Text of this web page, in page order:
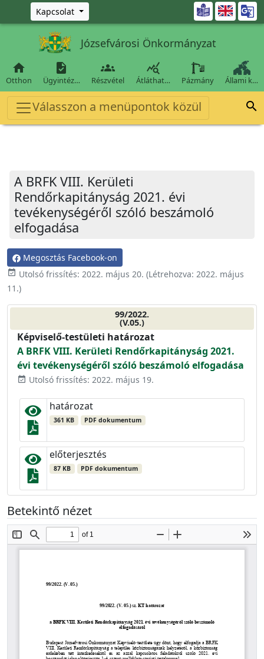
Ugrás a fő tartalomra
Kapcsolat 
Józsefvárosi Önkormányzat

Otthon

Ügyintéz…

Részvétel

Átláthat… Pázmány Állami k…
Válasszon a menüpontok közül 
A BRFK VIII. Kerületi
Rendőrkapitányság 2021. évi
tevékenységéről szóló beszámoló
elfogadása
Megosztás Facebook-on
event_available Utolsó frissítés: 2022. május 20. (Létrehozva: 2022. május
11.)
99/2022.
(V.05.)
Képviselő-testületi határozat
A BRFK VIII. Kerületi Rendőrkapitányság 2021.
évi tevékenységéről szóló beszámoló elfogadása
event_available Utolsó frissítés: 2022. május 19.
határozat
361 KB PDF dokumentum
előterjesztés
87 KB PDF dokumentum
Betekintő nézet